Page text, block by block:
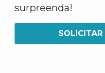
surpreenda!